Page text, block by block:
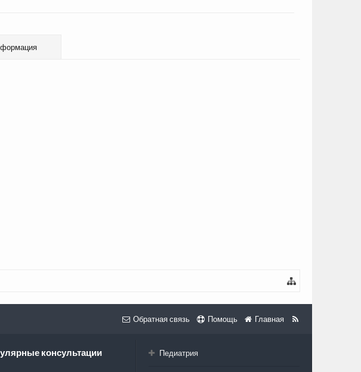
Обратная связь Помощь Главная
консультации Педиатрия